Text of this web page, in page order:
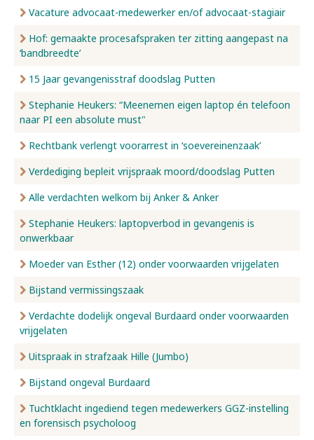
Vacature advocaat-medewerker en/of advocaat-stagiair
Hof: gemaakte procesafspraken ter zitting aangepast na
‘bandbreedte’
15 Jaar gevangenisstraf doodslag Putten
Stephanie Heukers: “Meenemen eigen laptop én telefoon
naar PI een absolute must"
Rechtbank verlengt voorarrest in ‘soevereinenzaak’
Verdediging bepleit vrijspraak moord/doodslag Putten
Alle verdachten welkom bij Anker & Anker
Stephanie Heukers: laptopverbod in gevangenis is
onwerkbaar
Moeder van Esther (12) onder voorwaarden vrijgelaten
Bijstand vermissingszaak
Verdachte dodelijk ongeval Burdaard onder voorwaarden
vrijgelaten
Uitspraak in strafzaak Hille (Jumbo)
Bijstand ongeval Burdaard
Tuchtklacht ingediend tegen medewerkers GGZ-instelling
en forensisch psycholoog